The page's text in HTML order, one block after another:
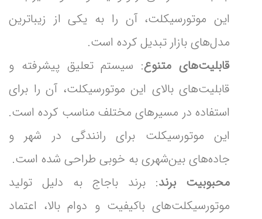
این موتورسیکلت، آن را به یکی از زیباترین
مدل‌های بازار تبدیل کرده است.
قابلیت‌های متنوع: سیستم تعلیق پیشرفته و
قابلیت‌های بالای این موتورسیکلت، آن را برای
استفاده در مسیرهای مختلف مناسب کرده است.
این موتورسیکلت برای رانندگی در شهر و
جاده‌های بین‌شهری به خوبی طراحی شده است.
محبوبیت برند: برند باجاج به دلیل تولید
موتورسیکلت‌های باکیفیت و دوام بالا، اعتماد